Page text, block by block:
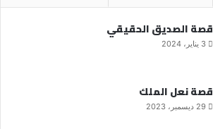
قصة الصديق الحقيقي
3 يناير، 2024
قصة نعل الملك
29 ديسمبر، 2023